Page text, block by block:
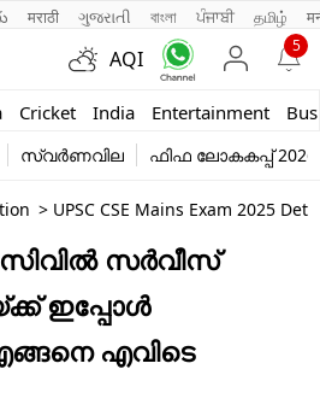
मराठी ગુજરાતી বাংলা ਪੰਜਾਬੀ தமிழ்
AQI
5
Cricket India Entertainment
സ്വർണവില ഫിഫ ലോകകപ്പ് 2026
> UPSC CSE Mains Exam 2025
സിവിൽ സർവീസ്
ഇപ്പോൾ
എവിടെ